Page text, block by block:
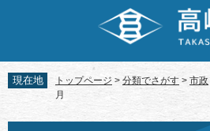
先
頭
す。
を
飛
し
現在地 トップページ > 分類でさがす > 市政
月